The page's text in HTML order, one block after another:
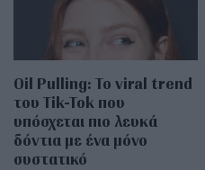
Oil Pulling: To viral trend
του Tik-Tok που
υπόσχεται πιο λευκά
δόντια με ένα μόνο
συστατικό